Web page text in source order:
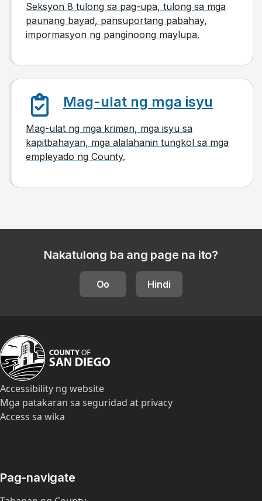
Seksyon 8 tulong sa pag-upa, tulong sa mga
paunang bayad, pansuportang pabahay,
impormasyon ng panginoong maylupa.
Mag-ulat ng mga isyu
Mag-ulat ng mga krimen, mga isyu sa
kapitbahayan, mga alalahanin tungkol sa mga
empleyado ng County.
Nakatulong ba ang page na ito?
Oo Hindi
Accessibility ng website
Mga patakaran sa seguridad at privacy
Access sa wika
Pag-navigate